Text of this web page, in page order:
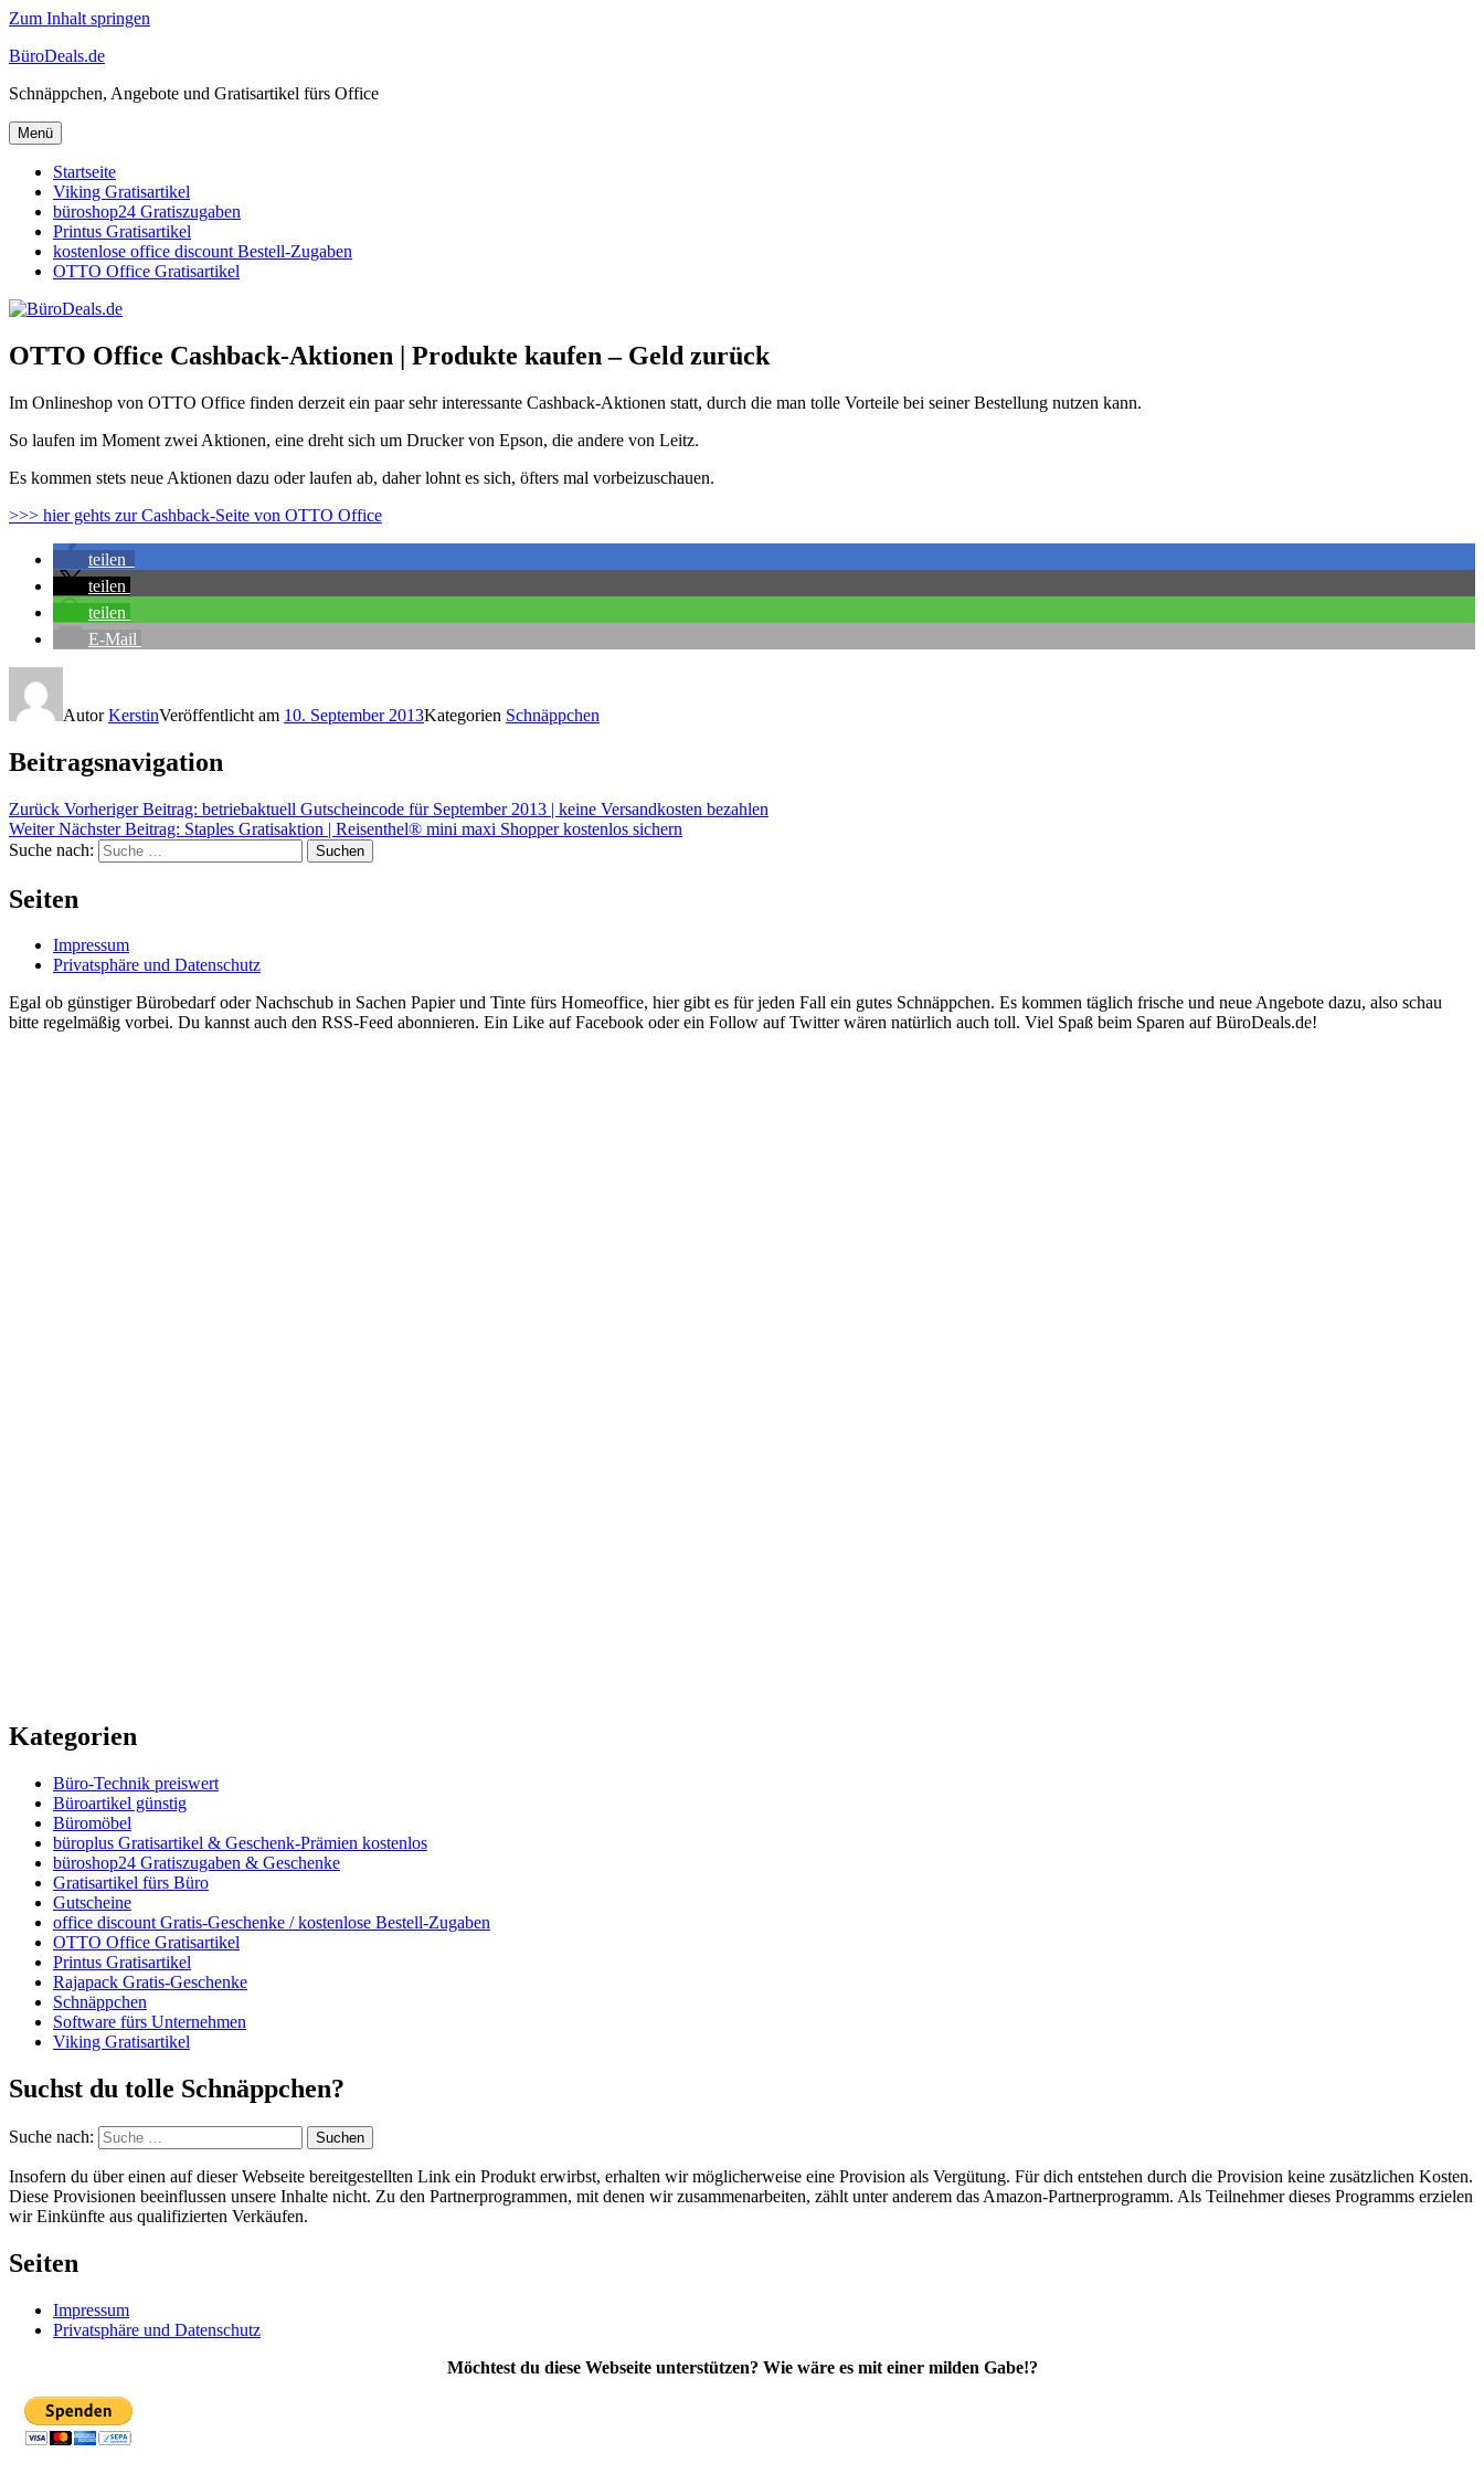
Zum Inhalt springen
BüroDeals.de
Schnäppchen, Angebote und Gratisartikel fürs Office
Menü
Startseite
Viking Gratisartikel
büroshop24 Gratiszugaben
Printus Gratisartikel
kostenlose office discount Bestell-Zugaben
OTTO Office Gratisartikel
OTTO Office Cashback-Aktionen | Produkte kaufen – Geld zurück
Im Onlineshop von OTTO Office finden derzeit ein paar sehr interessante Cashback-Aktionen statt, durch die man tolle Vorteile bei seiner Bestellung nutzen kann.
So laufen im Moment zwei Aktionen, eine dreht sich um Drucker von Epson, die andere von Leitz.
Es kommen stets neue Aktionen dazu oder laufen ab, daher lohnt es sich, öfters mal vorbeizuschauen.
>>> hier gehts zur Cashback-Seite von OTTO Office
teilen
teilen
teilen
E-Mail
AutorKerstinVeröffentlicht am 10. September 2013Kategorien Schnäppchen
Beitragsnavigation
Zurück Vorheriger Beitrag: betriebaktuell Gutscheincode für September 2013 | keine Versandkosten bezahlen
Weiter Nächster Beitrag: Staples Gratisaktion | Reisenthel® mini maxi Shopper kostenlos sichern
Suche nach:
Suchen
Seiten
Impressum
Privatsphäre und Datenschutz
Egal ob günstiger Bürobedarf oder Nachschub in Sachen Papier und Tinte fürs Homeoffice, hier gibt es für jeden Fall ein gutes Schnäppchen. Es kommen täglich frische und neue Angebote dazu, also schau
bitte regelmäßig vorbei. Du kannst auch den RSS-Feed abonnieren. Ein Like auf Facebook oder ein Follow auf Twitter wären natürlich auch toll. Viel Spaß beim Sparen auf BüroDeals.de!
Kategorien
Büro-Technik preiswert
Büroartikel günstig
Büromöbel
büroplus Gratisartikel & Geschenk-Prämien kostenlos
büroshop24 Gratiszugaben & Geschenke
Gratisartikel fürs Büro
Gutscheine
office discount Gratis-Geschenke / kostenlose Bestell-Zugaben
OTTO Office Gratisartikel
Printus Gratisartikel
Rajapack Gratis-Geschenke
Schnäppchen
Software fürs Unternehmen
Viking Gratisartikel
Suchst du tolle Schnäppchen?
Suche nach: Suchen
Insofern du über einen auf dieser Webseite bereitgestellten Link ein Produkt erwirbst, erhalten wir möglicherweise eine Provision als Vergütung. Für dich entstehen durch die Provision keine zusätzlichen Kosten.
Diese Provisionen beeinflussen unsere Inhalte nicht. Zu den Partnerprogrammen, mit denen wir zusammenarbeiten, zählt unter anderem das Amazon-Partnerprogramm. Als Teilnehmer dieses Programms erzielen
wir Einkünfte aus qualifizierten Verkäufen.
Seiten
Impressum
Privatsphäre und Datenschutz
Möchtest du diese Webseite unterstützen? Wie wäre es mit einer milden Gabe!?